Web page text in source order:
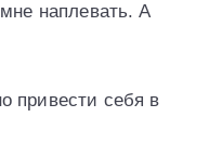
наплевать. А
привести себя в